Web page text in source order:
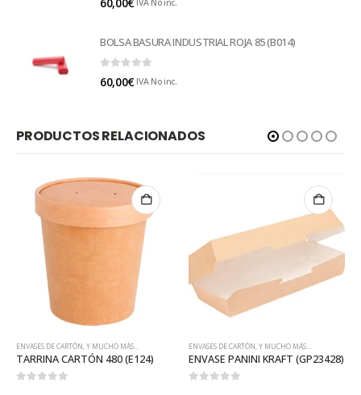
IVA No inc.
BOLSA BASURA INDUSTRIAL ROJA 85 (B014)
60,00€ IVA No inc.
PRODUCTOS RELACIONADOS
ENVASES DE CARTÓN,Y MUCHO MÁS...
ENVASE PANINI KRAFT (GP23428)
ENVASES DE CARTÓN,Y MUCHO MÁS...